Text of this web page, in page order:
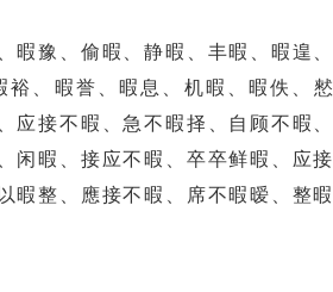
豫、偷暇、静暇、丰暇、暇遑、
、暇誉、暇息、机暇、暇佚、憖
接不暇、急不暇择、自顾不暇、
闲暇、接应不暇、卒卒鲜暇、应接
暇整、應接不暇、席不暇暧、整暇